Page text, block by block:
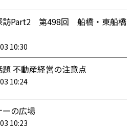
訪Part2 第498回 船橋・東船橋
10:30
不動産経営の注意点
10:24
ーの広場
10:23